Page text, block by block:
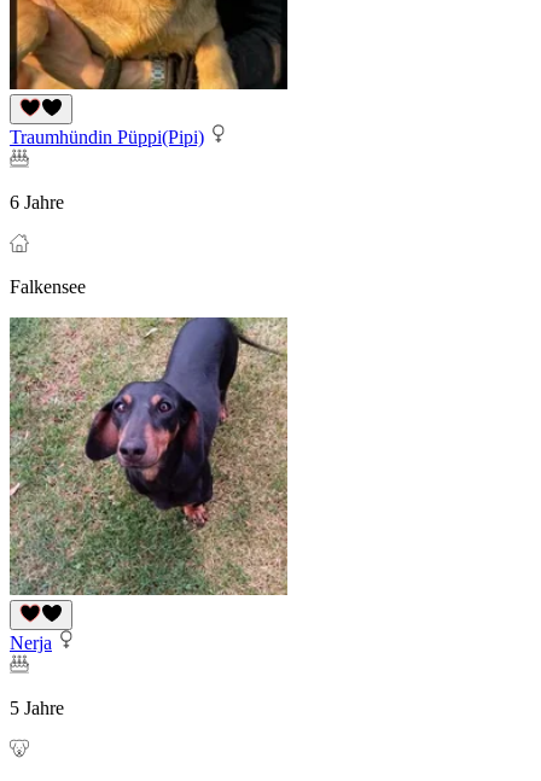
Traumhündin Püppi(Pipi)
6 Jahre
Falkensee
Nerja
5 Jahre